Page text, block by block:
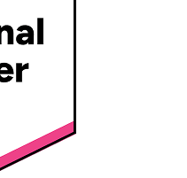
vóór een overschrijving op
Checker, en bevestig
ontvanger. Zeker bij